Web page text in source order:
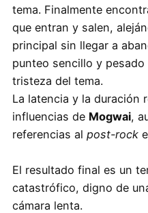
tema. Finalmente
que entran y salen,
principal sin llegar a
punteo sencillo y
tristeza del tema.
La latencia y la duración
influencias de Mogwai,
referencias al post-rock
El resultado final es un
catastrófico, digno de
cámara lenta.